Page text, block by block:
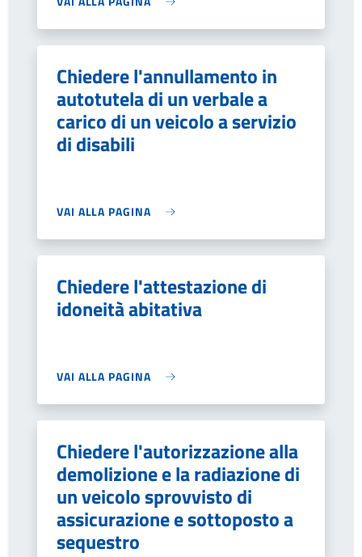
Chiedere l'annullamento in
autotutela di un verbale a
carico di un veicolo a servizio
di disabili
VAI ALLA PAGINA
Chiedere l'attestazione di
idoneità abitativa
VAI ALLA PAGINA
Chiedere l'autorizzazione alla
demolizione e la radiazione di
un veicolo sprovvisto di
assicurazione e sottoposto a
sequestro